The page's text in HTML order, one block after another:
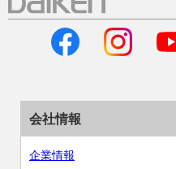
会社情報
企業情報